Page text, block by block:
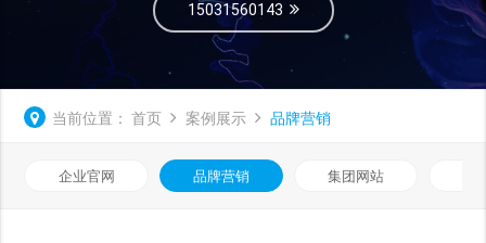
15031560143
当前位置： 首页 案例展示 品牌营销
企业官网 品牌营销 集团网站